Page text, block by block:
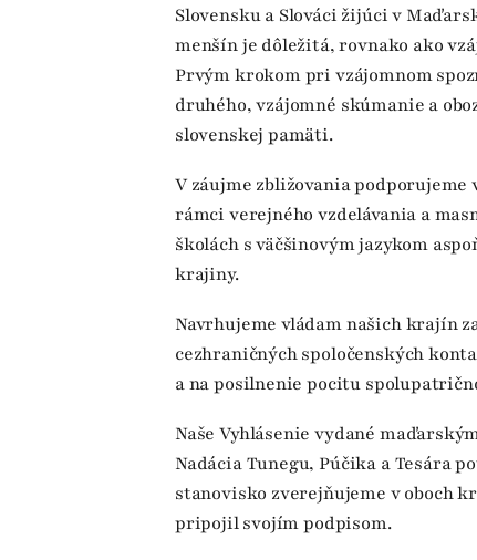
Slovensku a Slováci žijúci v
menšín je dôležitá, rovnako ako
Prvým krokom pri vzájomnom
druhého, vzájomné skúmanie a
slovenskej pamäti.
V záujme zbližovania
rámci verejného vzdelávania a
školách s väčšinovým jazykom
krajiny.
Navrhujeme vládam našich krajín
cezhraničných spoločenských
a na posilnenie pocitu
Naše Vyhlásenie vydané
Nadácia Tunegu, Púčika a Tesára
stanovisko zverejňujeme v oboch
pripojil svojím podpisom.